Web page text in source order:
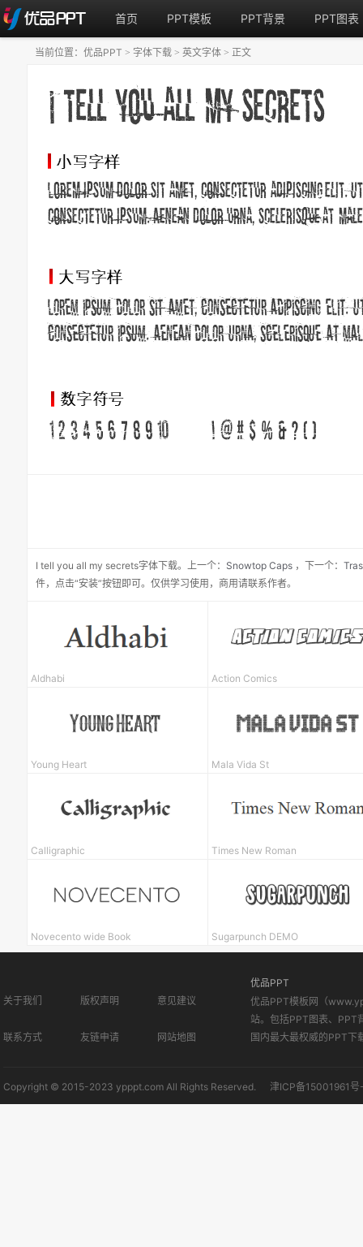
首页 PPT模板 PPT背景 PPT图表
I tell you all my secrets字体下载。 上一个： Snowtop Caps ， 下一个：
件，点击“安装”按钮即可。仅供学习使用，商用请联系作者。
当前位置： 优品PPT > 字体下载 > 英文字体 > 正文
Aldhabi Action Comics
Young Heart Mala Vida St
Calligraphic Times New Roman
Novecento wide Book Sugarpunch DEMO
关于我们 版权声明 意见建议
联系方式 友链申请 网站地图
优品PPT
优品PPT模板网（
站。包括PPT图表、PPT
国内最大最权威的PPT下
Copyright © 2015-2023 ypppt.com All Rights Reserved. 津ICP备15001961号